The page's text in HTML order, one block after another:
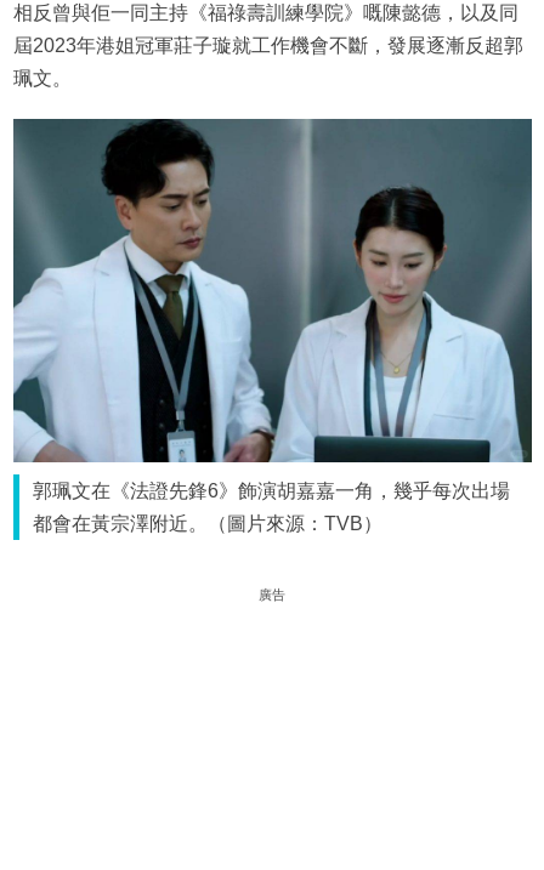
相反曾與佢一同主持《福祿壽訓練學院》嘅陳懿德，以及同
屆2023年港姐冠軍莊子璇就工作機會不斷，發展逐漸反超郭
珮文。
郭珮文在《法證先鋒6》飾演胡嘉嘉一角，幾乎每次出場
都會在黃宗澤附近。（圖片來源：TVB）
廣告